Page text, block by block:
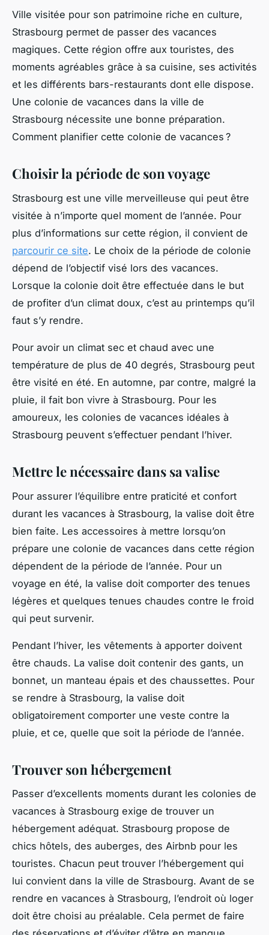
Ville visitée pour son patrimoine riche en culture,
Strasbourg permet de passer des vacances
magiques. Cette région offre aux touristes, des
moments agréables grâce à sa cuisine, ses activités
et les différents bars-restaurants dont elle dispose.
Une colonie de vacances dans la ville de
Strasbourg nécessite une bonne préparation.
Comment planifier cette colonie de vacances ?
Choisir la période de son voyage
Strasbourg est une ville merveilleuse qui peut être
visitée à n’importe quel moment de l’année. Pour
plus d’informations sur cette région, il convient de
parcourir ce site. Le choix de la période de colonie
dépend de l’objectif visé lors des vacances.
Lorsque la colonie doit être effectuée dans le but
de profiter d’un climat doux, c’est au printemps qu’il
faut s’y rendre.
Pour avoir un climat sec et chaud avec une
température de plus de 40 degrés, Strasbourg peut
être visité en été. En automne, par contre, malgré la
pluie, il fait bon vivre à Strasbourg. Pour les
amoureux, les colonies de vacances idéales à
Strasbourg peuvent s’effectuer pendant l’hiver.
Mettre le nécessaire dans sa valise
Pour assurer l’équilibre entre praticité et confort
durant les vacances à Strasbourg, la valise doit être
bien faite. Les accessoires à mettre lorsqu’on
prépare une colonie de vacances dans cette région
dépendent de la période de l’année. Pour un
voyage en été, la valise doit comporter des tenues
légères et quelques tenues chaudes contre le froid
qui peut survenir.
Pendant l’hiver, les vêtements à apporter doivent
être chauds. La valise doit contenir des gants, un
bonnet, un manteau épais et des chaussettes. Pour
se rendre à Strasbourg, la valise doit
obligatoirement comporter une veste contre la
pluie, et ce, quelle que soit la période de l’année.
Trouver son hébergement
Passer d’excellents moments durant les colonies de
vacances à Strasbourg exige de trouver un
hébergement adéquat. Strasbourg propose de
chics hôtels, des auberges, des Airbnb pour les
touristes. Chacun peut trouver l’hébergement qui
lui convient dans la ville de Strasbourg. Avant de se
rendre en vacances à Strasbourg, l’endroit où loger
doit être choisi au préalable. Cela permet de faire